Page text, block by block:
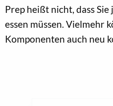
Prep heißt nicht, dass Sie
essen müssen. Vielmehr
Komponenten auch neu